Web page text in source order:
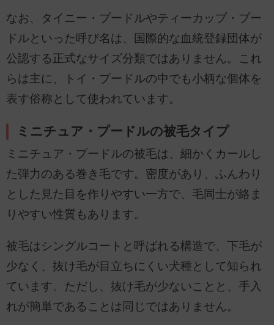
なお、タイニー・プードルやティーカップ・プー
ドルといった呼び名は、国際的な血統登録団体が
公認する正式なサイズ分類ではありません。これ
らは主に、トイ・プードルの中でも小柄な個体を
表す俗称として使われています。
ミニチュア・プードルの被毛タイプ
ミニチュア・プードルの被毛は、細かくカールし
た弾力のある巻き毛です。密度があり、ふんわり
とした見た目を作りやすい一方で、毛同士が絡ま
りやすい性質もあります。
被毛はシングルコートと呼ばれる構造で、下毛が
少なく、抜け毛が目立ちにくい犬種として知られ
ています。ただし、抜け毛が少ないことと、手入
れが簡単であることは同じではありません。